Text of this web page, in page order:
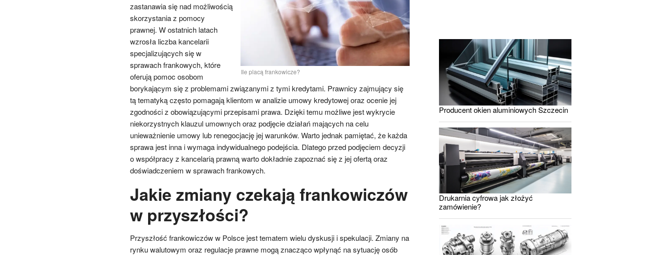
Ile placą frankowicze?
zastanawia się nad możliwością
skorzystania z pomocy
prawnej. W ostatnich latach
wzrosła liczba kancelarii
specjalizujących się w
sprawach frankowych, które
oferują pomoc osobom
borykającym się z problemami związanymi z tymi kredytami. Prawnicy zajmujący się
tą tematyką często pomagają klientom w analizie umowy kredytowej oraz ocenie jej
zgodności z obowiązującymi przepisami prawa. Dzięki temu możliwe jest wykrycie
niekorzystnych klauzul umownych oraz podjęcie działań mających na celu
unieważnienie umowy lub renegocjację jej warunków. Warto jednak pamiętać, że każda
sprawa jest inna i wymaga indywidualnego podejścia. Dlatego przed podjęciem decyzji
o współpracy z kancelarią prawną warto dokładnie zapoznać się z jej ofertą oraz
doświadczeniem w sprawach frankowych.
Jakie zmiany czekają frankowiczów
w przyszłości?
Przyszłość frankowiczów w Polsce jest tematem wielu dyskusji i spekulacji. Zmiany na
rynku walutowym oraz regulacje prawne mogą znacząco wpłynąć na sytuację osób
Producent okien aluminiowych Szczecin
Drukarnia cyfrowa jak złożyć
zamówienie?